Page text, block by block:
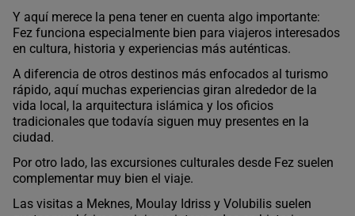
Y aquí merece la pena tener en cuenta algo importante:
Fez funciona especialmente bien para viajeros interesados
en cultura, historia y experiencias más auténticas.
A diferencia de otros destinos más enfocados al turismo
rápido, aquí muchas experiencias giran alrededor de la
vida local, la arquitectura islámica y los oficios
tradicionales que todavía siguen muy presentes en la
ciudad.
Por otro lado, las excursiones culturales desde Fez suelen
complementar muy bien el viaje.
Las visitas a Meknes, Moulay Idriss y Volubilis suelen